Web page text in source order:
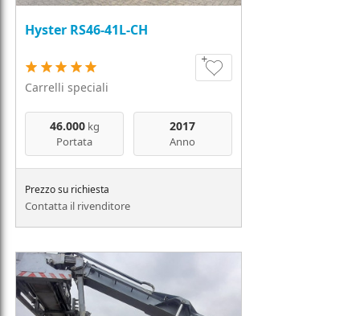
Hyster RS46-41L-CH
Carrelli speciali
46.000kg
Portata
2017
Anno
Prezzo su richiesta
Contatta il rivenditore